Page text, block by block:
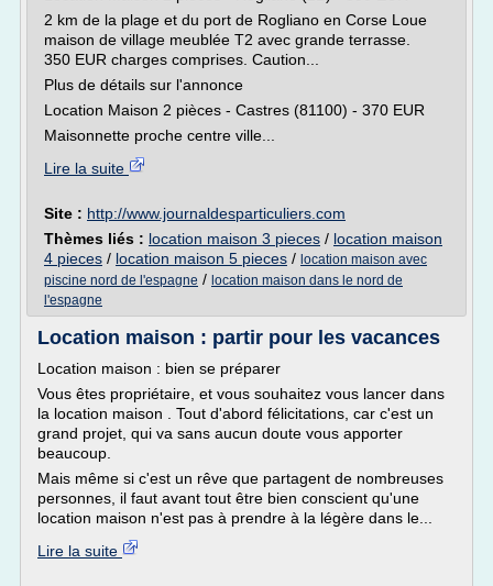
2 km de la plage et du port de Rogliano en Corse Loue
maison de village meublée T2 avec grande terrasse.
350 EUR charges comprises. Caution...
Plus de détails sur l'annonce
Location Maison 2 pièces - Castres (81100) - 370 EUR
Maisonnette proche centre ville...
Lire la suite
Site : http://www.journaldesparticuliers.com
Thèmes liés : location maison 3 pieces / location maison
4 pieces / location maison 5 pieces / location maison avec
piscine nord de l'espagne / location maison dans le nord de
l'espagne
Location maison : partir pour les vacances
Location maison : bien se préparer
Vous êtes propriétaire, et vous souhaitez vous lancer dans
la location maison . Tout d'abord félicitations, car c'est un
grand projet, qui va sans aucun doute vous apporter
beaucoup.
Mais même si c'est un rêve que partagent de nombreuses
personnes, il faut avant tout être bien conscient qu'une
location maison n'est pas à prendre à la légère dans le...
Lire la suite